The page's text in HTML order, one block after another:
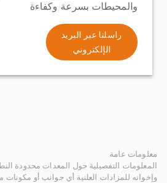
والمحيطات بسرعة وكفاءة
راسلنا عبر البريد
الإلكتروني
معلومات عامة
المعلومات التفصيلية حول المعدات محدودة
وإخوانه للمزادات العلنية أي جوانب أو